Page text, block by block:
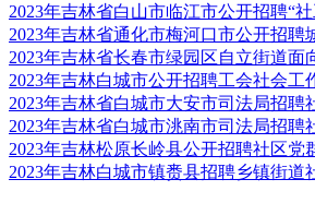
2023年吉林省白山市临江市公开招聘“
2023年吉林省通化市梅河口市公开招聘
2023年吉林省长春市绿园区自立街道面
2023年吉林白城市公开招聘工会社会工
2023年吉林省白城市大安市司法局招聘
2023年吉林省白城市洮南市司法局招聘
2023年吉林松原长岭县公开招聘社区党
2023年吉林白城市镇赉县招聘乡镇街道